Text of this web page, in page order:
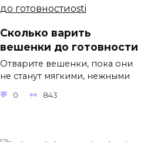
Сколько варить
вешенки до готовности
Отварите вешенки, пока они
не станут мягкими, нежными
0 843